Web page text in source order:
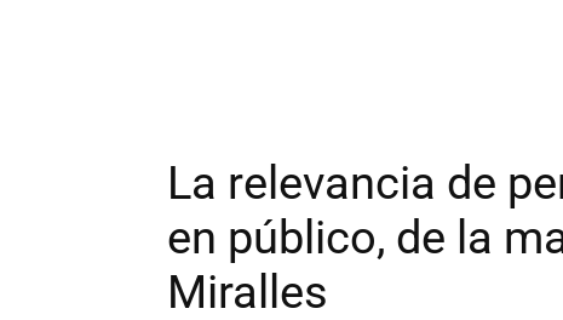
La relevancia de
en público, de la
Miralles